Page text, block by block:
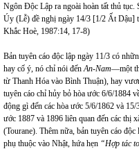
Ngôn Độc Lập ra ngoài hoàn tất thủ
Úy (Lễ) đề nghị ngày 14/3 [1/2 Ất Dậu]
Khắc Hoè, 1987:14, 17-8)
Bản tuyên cáo độc lập ngày 11/3 có
hay cố ý, nó chỉ nói đếnAn-Nam—một
từ Thanh Hóa vào Bình Thuận), hay
tuyên cáo chỉ hủy bỏ hòa ước 6/6/1884
động gì đến các hòa ước 5/6/1862 và
ước 1887 và 1896 liên quan đến các thị
(Tourane). Thêm nữa, bản tuyên cáo
phụ thuộc vào Nhật, hứa hẹn “Hợp tác